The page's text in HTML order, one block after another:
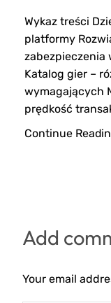
Wykaz treści
platformy
zabezpieczenia
Katalog gier –
wymagających
prędkość
Continue
Add
Your email